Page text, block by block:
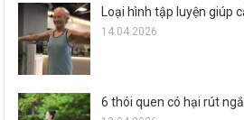
Loại hình tập luyện giúp
14.04.2026
6 thói quen có hại rút